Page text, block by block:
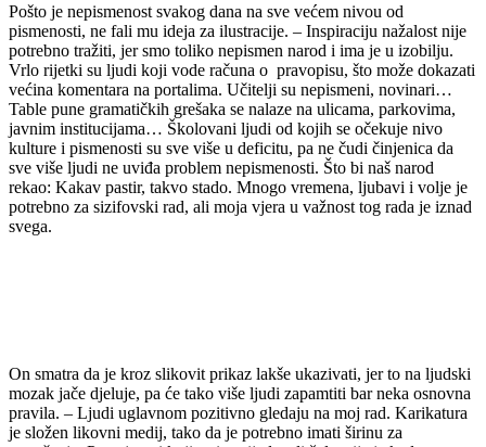
Pošto je nepismenost svakog dana na sve većem nivou od
pismenosti, ne fali mu ideja za ilustracije. – Inspiraciju nažalost nije
potrebno tražiti, jer smo toliko nepismen narod i ima je u izobilju.
Vrlo rijetki su ljudi koji vode računa o pravopisu, što može dokazati
većina komentara na portalima. Učitelji su nepismeni, novinari…
Table pune gramatičkih grešaka se nalaze na ulicama, parkovima,
javnim institucijama… Školovani ljudi od kojih se očekuje nivo
kulture i pismenosti su sve više u deficitu, pa ne čudi činjenica da
sve više ljudi ne uviđa problem nepismenosti. Što bi naš narod
rekao: Kakav pastir, takvo stado. Mnogo vremena, ljubavi i volje je
potrebno za sizifovski rad, ali moja vjera u važnost tog rada je iznad
svega.
On smatra da je kroz slikovit prikaz lakše ukazivati, jer to na ljudski
mozak jače djeluje, pa će tako više ljudi zapamtiti bar neka osnovna
pravila. – Ljudi uglavnom pozitivno gledaju na moj rad. Karikatura
je složen likovni medij, tako da je potrebno imati širinu za